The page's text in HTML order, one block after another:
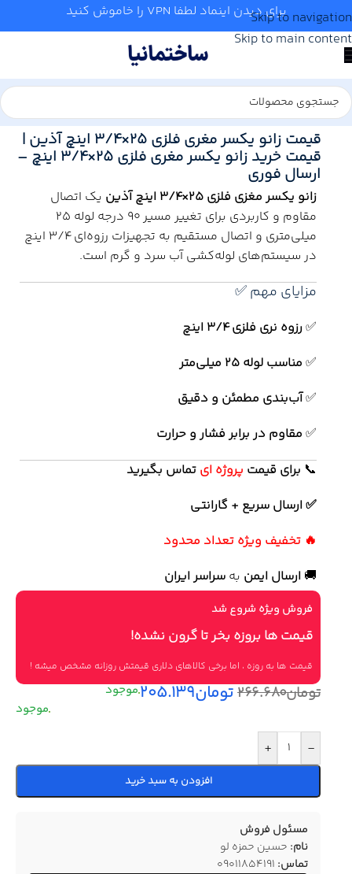
Skip to navigation
Skip to main content
برای دیدن اینماد لطفا VPN را خاموش کنید
آب و تاسیسات
قیمت زانو یکسر مغری فلزی 25×3/4 اینچ آذین |
قیمت خرید زانو یکسر مغری فلزی 25×3/4 اینچ –
ارسال فوری
زانو یکسر مغزی فلزی 25×3/4 اینچ آذین
یک اتصال
مقاوم و کاربردی برای تغییر مسیر 90 درجه لوله 25
میلی‌متری و اتصال مستقیم به تجهیزات رزوه‌ای 3/4 اینچ
در سیستم‌های لوله‌کشی آب سرد و گرم است.
مزایای مهم ✅
✅رزوه نری فلزی 3/4 اینچ
✅ مناسب لوله 25 میلی‌متر
✅آب‌بندی مطمئن و دقیق
✅ مقاوم در برابر فشار و حرارت
📞 برای قیمت پروژه ای تماس بگیرید
✅ ارسال سریع + گارانتی
🔥 تخفیف ویژه تعداد محدود
🚚 ارسال ایمن به سراسر ایران
فروش ویژه شروع شد
قیمت ها بروزه بخر تا گرون نشده!
قیمت ها به روزه ، اما برخی کالاهای دلاری قیمتش روزانه مشخص میشه !
تومان۲۶۶.۶۸۰تومان۲۰۵.۱۳۹
-
+
افزودن به سبد خرید
مسئول فروش
نام: حسین حمزه لو
تماس: 09011854191